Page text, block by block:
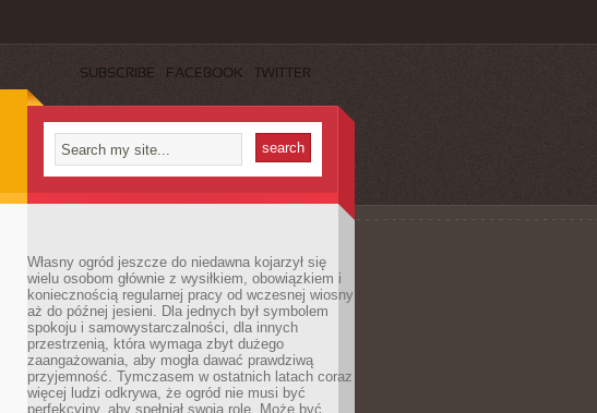
SUBSCRIBE FACEBOOK TWITTER
Własny ogród jeszcze do niedawna kojarzył się
wielu osobom głównie z wysiłkiem, obowiązkiem i
koniecznością regularnej pracy od wczesnej wiosny
aż do późnej jesieni. Dla jednych był symbolem
spokoju i samowystarczalności, dla innych
przestrzenią, która wymaga zbyt dużego
zaangażowania, aby mogła dawać prawdziwą
przyjemność. Tymczasem w ostatnich latach coraz
więcej ludzi odkrywa, że ogród nie musi być
perfekcyjny, aby spełniał swoją rolę. Może być